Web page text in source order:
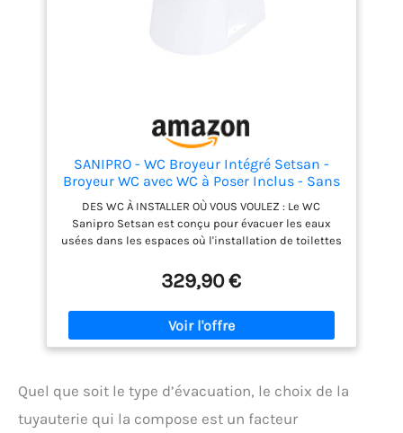
SANIPRO - WC Broyeur Intégré Setsan -
Broyeur WC avec WC à Poser Inclus - Sans
Réservoir de Chasse - 42 x 37 x 47 cm -
Made in France - Blanc
DES WC À INSTALLER OÙ VOUS VOULEZ : Le WC
Sanipro Setsan est conçu pour évacuer les eaux
usées dans les espaces où l'installation de toilettes
pour faciliter leur passage dans les petits tuyaux.
INSTALLATION SIMPLE : Ce WC broyeur sans réservoir
s'installe dans toute pièce dotée d'une évacuation
par tuyaux de 40 mm. Il peut refouler les matières
avec puissance jusqu'à 3 mètres de hauteur et 30
clapet anti-retour, ce broyeur sanitaire s'entretient
avec des produits classiques, combinant ainsi
hygiène et praticité au quotidien. FIXATION AU SOL :
329,90 €
Quel que soit le type d’évacuation, le choix de la
tuyauterie qui la compose est un facteur